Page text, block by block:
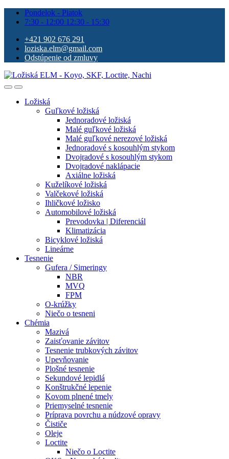
Pondelok - Piatok
7:30 - 12:00 12:30 - 15:30
+421 902 676 291
loziska.elm@gmail.com
Odstúpenie od zmluvy
Ložiská
Guľkové ložiská
Jednoradové ložiská
Malé guľkové ložiská
Malé guľkové nerezové ložiská
Jednoradové s kosouhlým stykom
Dvojradové s kosouhlým stykom
Dvojradové naklápacie
Axiálne ložiská
Kuželíkové ložiská
Valčekové ložiská
Ihličkové ložisko
Automobilové ložiská
Prevodovka | Diferenciál
Klimatizácia
Bicyklové ložiská
Lineárne
Tesnenie
Gufera / Simeringy
NBR
MVQ
FPM
O-krúžky
Niečo o tesneni
Chémia
Mazivá
Zaisťovanie závitov
Tesnenie trubkových závitov
Upevňovanie
Plošné tesnenie
Sekundové lepidlá
Konštrukčné lepenie
Kovom plnené tmely
Priemyselné tesnenie
Príprava povrchu a núdzové opravy
Čističe
Oleje
Loctite
Niečo o Loctite